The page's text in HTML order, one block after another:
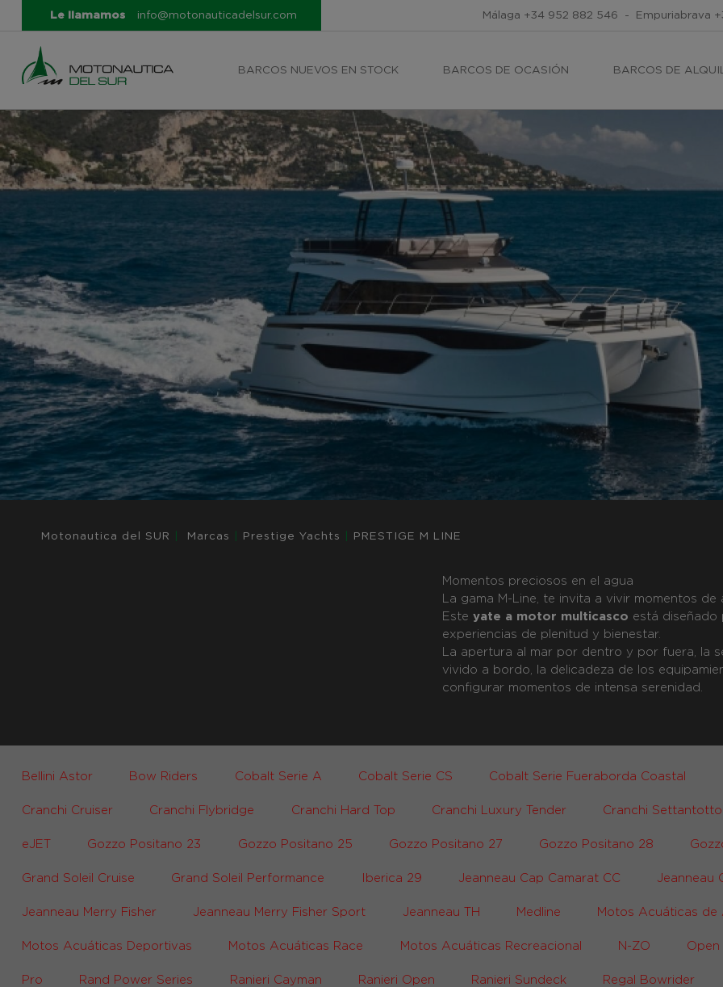
Le llamamos info@motonauticadelsur.com Málaga +34 952 882 546 - Empuriabrava
BARCOS NUEVOS EN STOCK BARCOS DE OCASIÓN BARCOS DE
Motonautica del SUR Marcas Prestige Yachts PRESTIGE M LINE
Momentos preciosos en el agua
La gama M-Line, te invita a vivir momentos
Este yate a motor multicasco está diseñado
experiencias de plenitud y bienestar.
La apertura al mar por dentro y por fuera, la
vivido a bordo, la delicadeza de los
configurar momentos de intensa serenidad.
Bellini Astor Bow Riders Cobalt Serie A Cobalt Serie CS Cobalt Serie Fueraborda Coastal
Cranchi Cruiser Cranchi Flybridge Cranchi Hard Top Cranchi Luxury Tender Cranchi Settantotto
eJET Gozzo Positano 23 Gozzo Positano 25 Gozzo Positano 27 Gozzo Positano 28
Grand Soleil Cruise Grand Soleil Performance Iberica 29 Jeanneau Cap Camarat CC Jeanneau
Jeanneau Merry Fisher Jeanneau Merry Fisher Sport Jeanneau TH Medline Motos Acuáticas de
Motos Acuáticas Deportivas Motos Acuáticas Race Motos Acuáticas Recreacional N-ZO Open
Pro Rand Power Series Ranieri Cayman Ranieri Open Ranieri Sundeck Regal Bowrider